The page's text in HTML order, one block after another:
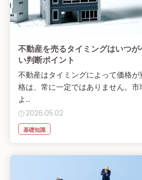
不動産を売るタイミングはいつ
い判断ポイント
不動産はタイミングによって価格
格は、常に一定ではありません。
よ...
2026.05.02
基礎知識